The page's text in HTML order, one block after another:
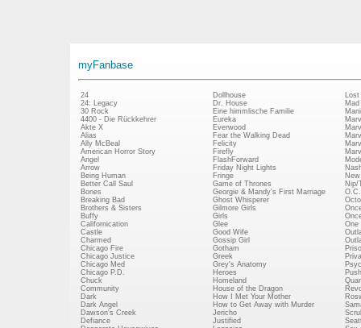
myFanbase
24
24: Legacy
30 Rock
4400 - Die Rückkehrer
Akte X
Alias
Ally McBeal
American Horror Story
Angel
Arrow
Being Human
Better Call Saul
Bones
Breaking Bad
Brothers & Sisters
Buffy
Californication
Castle
Charmed
Chicago Fire
Chicago Justice
Chicago Med
Chicago P.D.
Chuck
Community
Dark
Dark Angel
Dawson's Creek
Defiance
Dollhouse
Dr. House
Eine himmlische Familie
Eureka
Everwood
Fear the Walking Dead
Felicity
Firefly
FlashForward
Friday Night Lights
Fringe
Game of Thrones
Georgie & Mandy's First Marriage
Ghost Whisperer
Gilmore Girls
Girls
Glee
Good Wife
Gossip Girl
Gotham
Greek
Grey's Anatomy
Heroes
Homeland
House of the Dragon
How I Met Your Mother
How to Get Away with Murder
Jericho
Justified
Lost
New
Nip/
One